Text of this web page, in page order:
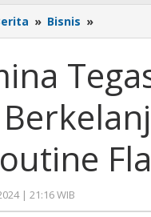
» Bisnis »
Transisi
Energi
Lewat
Zero
Routine
| 21:16 WIB
Hengki